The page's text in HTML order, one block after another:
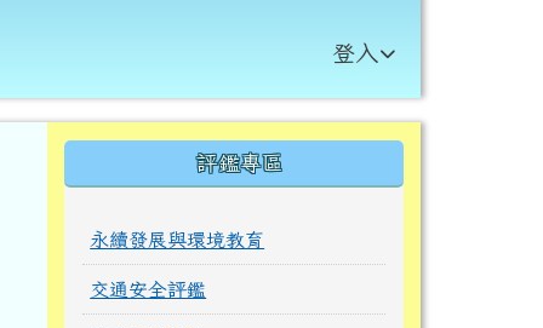
登入
右邊區域內容
評鑑專區
永續發展與環境教育
交通安全評鑑